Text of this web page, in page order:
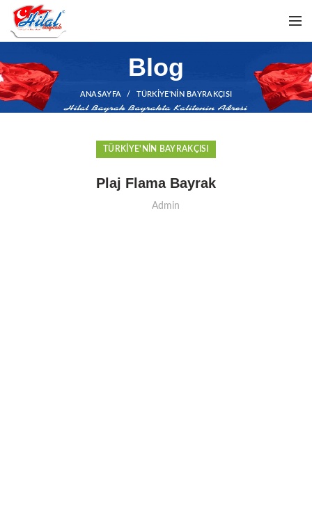
Blog
ANASAYFA TÜRKIYE'NIN BAYRAKÇISI
TÜRKIYE'NIN BAYRAKÇISI
Plaj Flama Bayrak
Admin